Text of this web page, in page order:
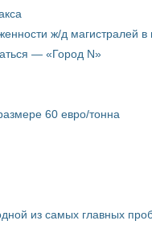
ж/д магистралей
— «Город N»
60 евро/тонна
из самых главных